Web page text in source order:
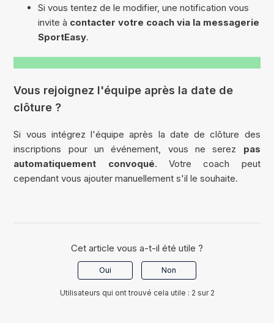
Si vous tentez de le modifier, une notification vous
invite à contacter votre coach via la messagerie
SportEasy.
Vous rejoignez l'équipe après la date de
clôture ?
Si vous intégrez l'équipe après la date de clôture des
inscriptions pour un événement, vous ne serez pas
automatiquement convoqué. Votre coach peut
cependant vous ajouter manuellement s'il le souhaite.
Cet article vous a-t-il été utile ?
Oui Non
Utilisateurs qui ont trouvé cela utile : 2 sur 2